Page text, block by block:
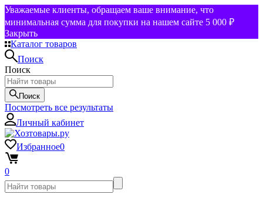
Уважаемые клиенты, обращаем ваше внимание, что
минимальная сумма для покупки на нашем сайте 5 000 ₽
Закрыть
Каталог товаров
Поиск
Поиск
Поиск
Посмотреть все результаты
Личный кабинет
Избранное0
0